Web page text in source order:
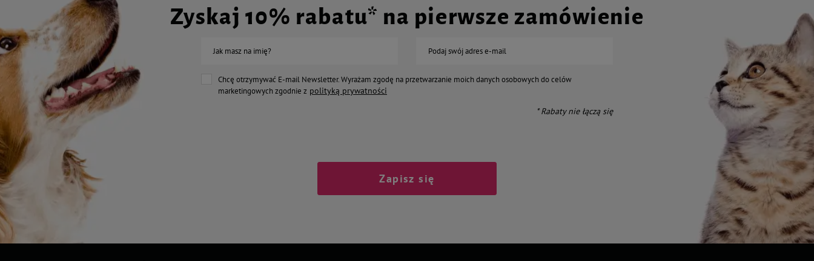
Zyskaj 10% rabatu* na pierwsze zamówienie
Jak masz na imię? Podaj swój adres e-mail
Chcę otrzymywać E-mail Newsletter. Wyrażam zgodę na przetwarzanie moich danych osobowych do celów
marketingowych zgodnie z polityką prywatności
* Rabaty nie łączą się
Zapisz się